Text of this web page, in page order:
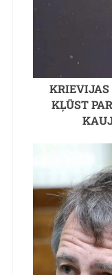
KRIEVIJAS
KĻŪST